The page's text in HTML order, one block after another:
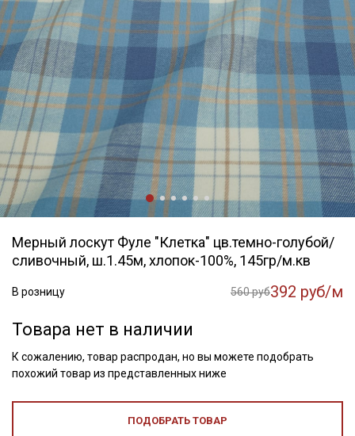
Мерный лоскут Фуле "Клетка" цв.темно-голубой/
сливочный, ш.1.45м, хлопок-100%, 145гр/м.кв
В розницу 560 руб392 руб/м
Товара нет в наличии
К сожалению, товар распродан, но вы можете подобрать
похожий товар из представленных ниже
ПОДОБРАТЬ ТОВАР